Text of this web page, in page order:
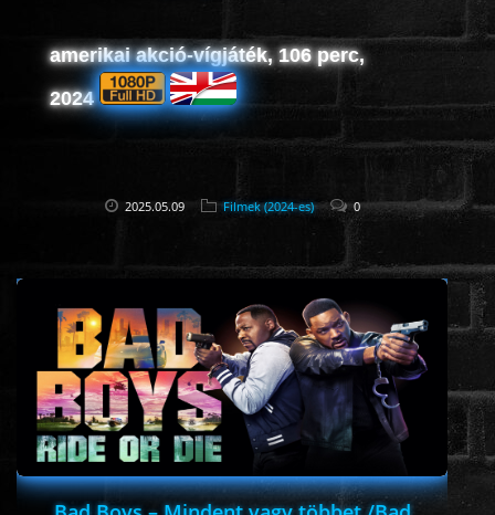
amerikai akció-vígjáték, 106 perc,
2024
2025.05.09 Filmek (2024-es) 0